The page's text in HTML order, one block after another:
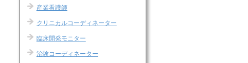
産業看護師
クリニカルコーディネーター
臨床開発モニター
治験コーディネーター